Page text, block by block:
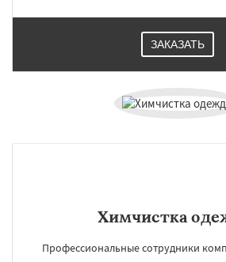
ЗАКАЗАТЬ
Химчистка
Профессиональные сотрудники